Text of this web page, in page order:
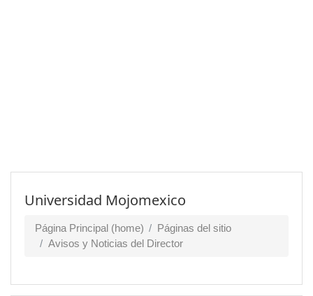
Universidad Mojomexico
Página Principal (home)
Páginas del sitio
Avisos y Noticias del Director